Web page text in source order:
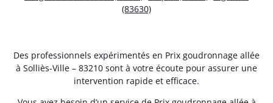
(83630)
Des professionnels expérimentés en Prix goudronnage allée
à Solliès-Ville – 83210 sont à votre écoute pour assurer une
intervention rapide et efficace.